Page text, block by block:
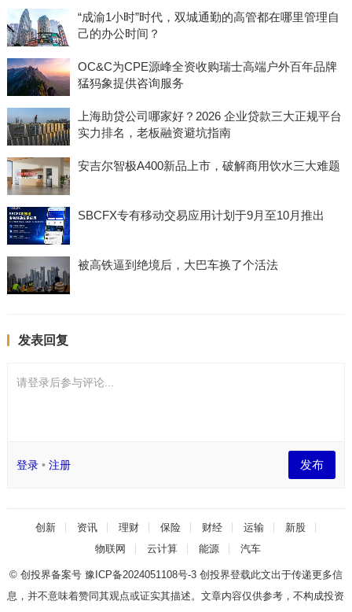
“成渝1小时”时代，双城通勤的高管都在哪里管理自
己的办公时间？
OC&C为CPE源峰全资收购瑞士高端户外百年品牌
猛犸象提供咨询服务
上海助贷公司哪家好？2026 企业贷款三大正规平台
实力排名，老板融资避坑指南
安吉尔智极A400新品上市，破解商用饮水三大难题
SBCFX专有移动交易应用计划于9月至10月推出
被高铁逼到绝境后，大巴车换了个活法
发表回复
请登录后参与评论...
登录• 注册 发布
创新 资讯 理财 保险 财经 运输
新股
物联网
云计算 能源 汽车
© 创投界备案号 豫ICP备2024051108号-3 创投界登载此文出于传递更多信
息，并不意味着赞同其观点或证实其描述。文章内容仅供参考，不构成投资